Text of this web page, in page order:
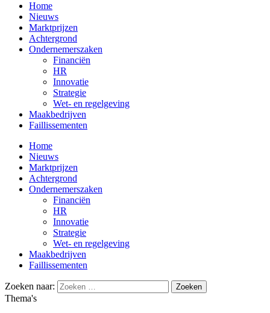
Home
Nieuws
Marktprijzen
Achtergrond
Ondernemerszaken
Financiën
HR
Innovatie
Strategie
Wet- en regelgeving
Maakbedrijven
Faillissementen
Home
Nieuws
Marktprijzen
Achtergrond
Ondernemerszaken
Financiën
HR
Innovatie
Strategie
Wet- en regelgeving
Maakbedrijven
Faillissementen
Zoeken naar:
Thema's